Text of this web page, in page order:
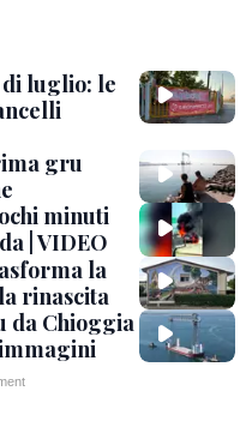
luglio: le
gru
minuti
| VIDEO
la
rinascita
da Chioggia